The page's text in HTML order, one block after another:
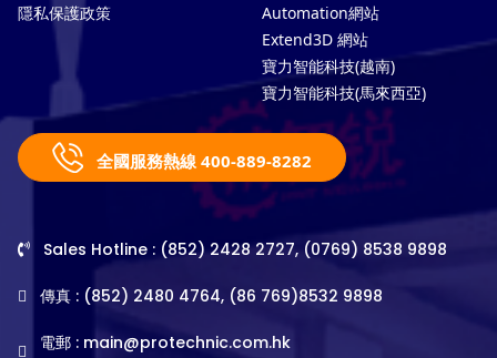
隱私保護政策
Automation網站
Extend3D 網站
寶力智能科技(越南)
寶力智能科技(馬來西亞)
全國服務熱線 400-889-8282
Sales Hotline : (852) 2428 2727, (0769) 8538 9898
傳真 : (852) 2480 4764, (86 769)8532 9898
電郵 : main@protechnic.com.hk